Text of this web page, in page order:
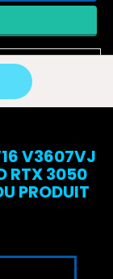
disponible
V3607VJ
RTX 3050
PRODUIT